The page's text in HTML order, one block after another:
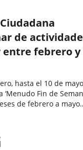
de
febrero y
hasta el 10 de
Fin de
de febrero a mayo